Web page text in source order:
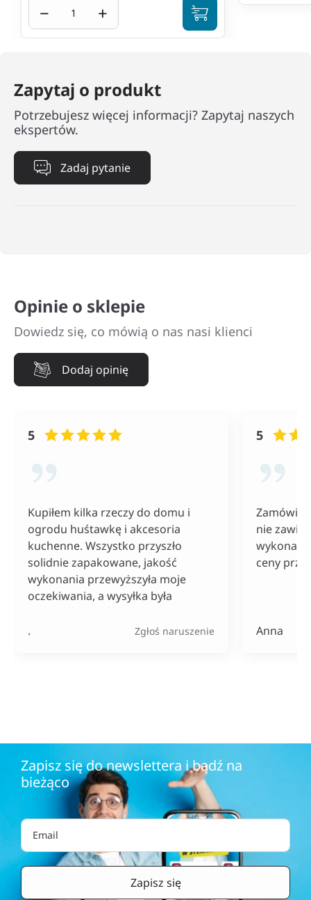
− +
Zapytaj o produkt
Potrzebujesz więcej informacji? Zapytaj naszych
ekspertów.
Zadaj pytanie
Opinie o sklepie
Dowiedz się, co mówią o nas nasi klienci
Dodaj opinię
5
Kupiłem kilka rzeczy do domu i
ogrodu huśtawkę i akcesoria
kuchenne. Wszystko przyszło
solidnie zapakowane, jakość
wykonania przewyższyła moje
oczekiwania, a wysyłka była
naprawdę szybka. Do tego ceny
bardzo konkurencyjne, szczególnie
. Zgłoś naruszenie
5
nie
ceny
Anna
Zapisz się do newslettera i bądź na
bieżąco